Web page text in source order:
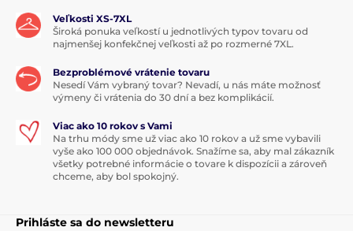
Veľkosti XS-7XL
Široká ponuka veľkostí u jednotlivých typov tovaru od
najmenšej konfekčnej veľkosti až po rozmerné 7XL.
Bezproblémové vrátenie tovaru
Nesedí Vám vybraný tovar? Nevadí, u nás máte možnosť
výmeny či vrátenia do 30 dní a bez komplikácií.
Viac ako 10 rokov s Vami
Na trhu módy sme už viac ako 10 rokov a už sme vybavili
vyše ako 100 000 objednávok. Snažíme sa, aby mal zákazník
všetky potrebné informácie o tovare k dispozícii a zároveň
chceme, aby bol spokojný.
Prihláste sa do newsletteru